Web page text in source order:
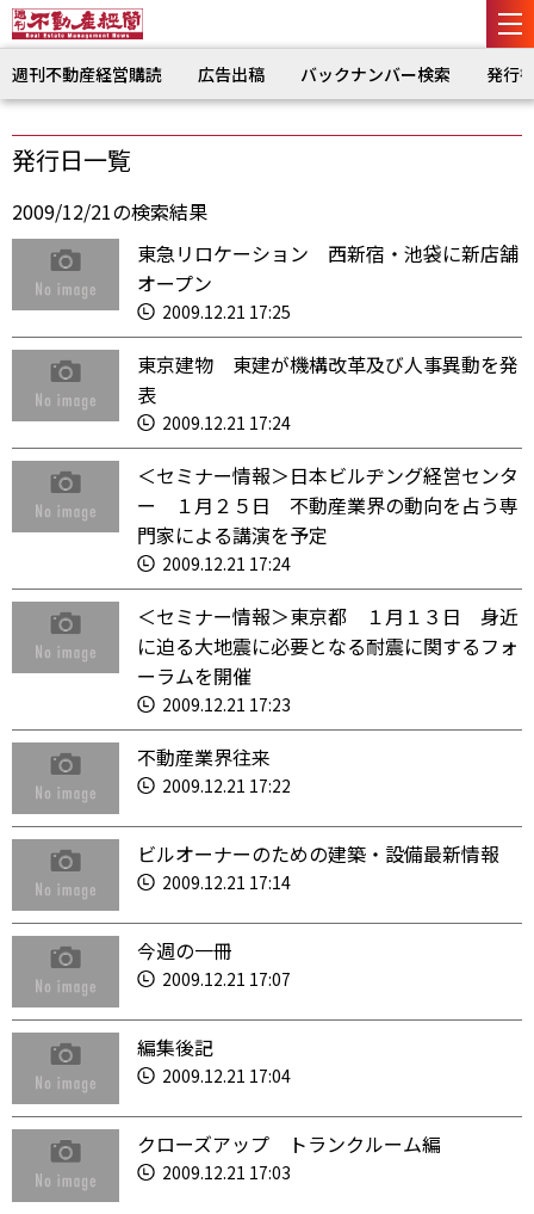
週刊不動産経営購読 広告出稿 バックナンバー検索 発行
発行日一覧
2009/12/21の検索結果
東急リロケーション 西新宿・池袋に新店舗
オープン
2009.12.21 17:25
東京建物 東建が機構改革及び人事異動を発
表
2009.12.21 17:24
＜セミナー情報＞日本ビルヂング経営センタ
ー １月２５日 不動産業界の動向を占う専
門家による講演を予定
2009.12.21 17:24
＜セミナー情報＞東京都 １月１３日 身近
に迫る大地震に必要となる耐震に関するフォ
ーラムを開催
2009.12.21 17:23
不動産業界往来
2009.12.21 17:22
ビルオーナーのための建築・設備最新情報
2009.12.21 17:14
今週の一冊
2009.12.21 17:07
編集後記
2009.12.21 17:04
クローズアップ トランクルーム編
2009.12.21 17:03